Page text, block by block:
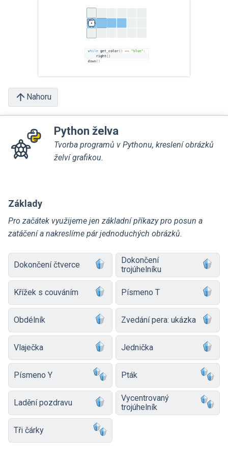
Nahoru
Python želva
Tvorba programů v Pythonu, kreslení obrázků
želví grafikou.
Základy
Pro začátek využijeme jen základní příkazy pro posun a
zatáčení a nakreslíme pár jednoduchých obrázků.
Dokončení čtverce
Dokončení
trojúhelníku
Křížek s couváním Písmeno T
Obdélník Zvedání pera: ukázka
Vlaječka Jednička
Písmeno Y Pták
Ladění pozdravu
Vycentrovaný
trojúhelník
Tři čárky